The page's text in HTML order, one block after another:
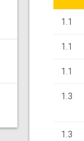
1.1
1.1
1.1
1.3
1.3